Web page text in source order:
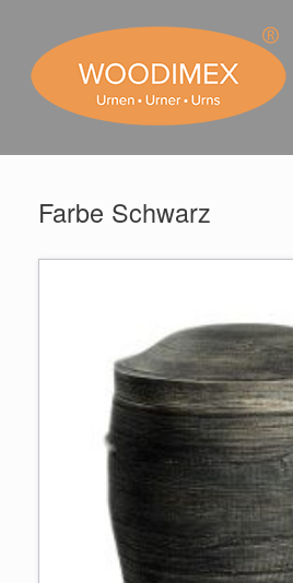
content
Farbe Schwarz